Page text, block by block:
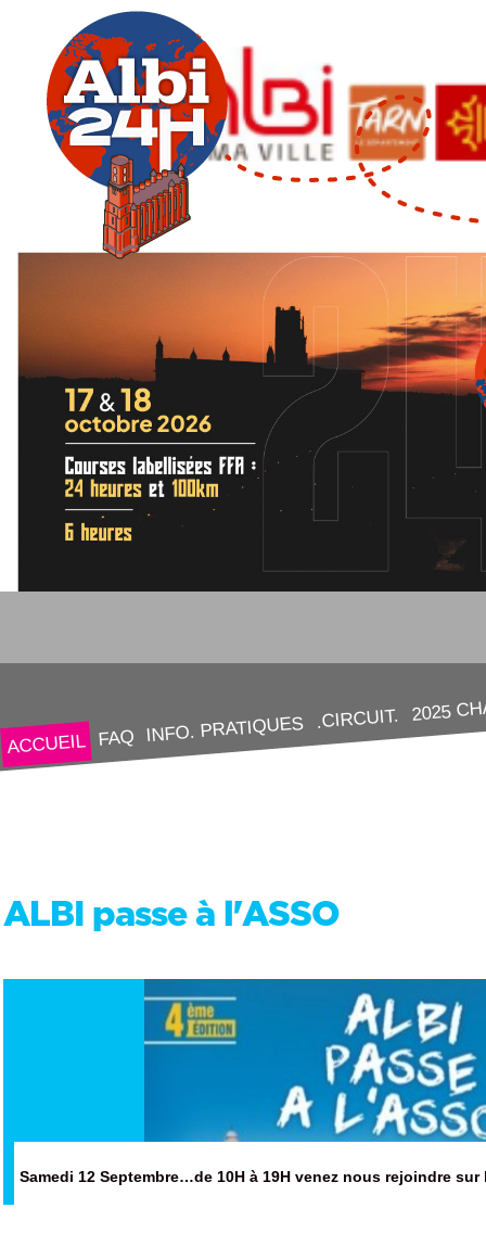
ACCUEIL FAQ INFO. PRATIQUES .CIRCUIT. 2025
ALBI passe à l'ASSO
Samedi 12 Septembre…de 10H à 19H venez nous rejoindre